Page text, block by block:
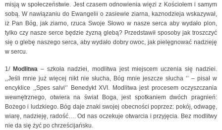
misją w społeczeństwie. Jest czasem odnowienia więzi z Kościołem i samym
sobą. W nawiązaniu do Ewangelii o zasiewie ziarna, kaznodzieja wskazywał,
iż Pan Bóg, jak ziarno, rzuca Swoje Słowo w nasze serca aby wydało plon,
tylko czy nasze serce będzie żyzną glebą? Przedstawił sposoby jak troszczyć
się o glebę naszego serca, aby wydało dobry owoc, jak pielęgnować nadzieję
w sercu.
1/ Modlitwa– szkoła nadziei, modlitwa jest miejscem uczenia się nadziei.
,,Jeśli mnie już więcej nikt nie słucha, Bóg mnie jeszcze słucha ‘’ – pisał w
encyklice ,,Spes salvi‘’ Benedykt XVI. Modlitwa jest procesem oczyszczania
wewnętrznego, otwiera na świat Boga, jest spotkaniem dwóch pragnień:
Bożego i ludzkiego. Bóg daje znaki swojej obecności poprzez: pokój, odwagę,
wiarę, nadzieję, radość…. Od nas oczekuje otwarcia i przyjęcia. Bez modlitwy
nie da się żyć po chrześcijańsku.